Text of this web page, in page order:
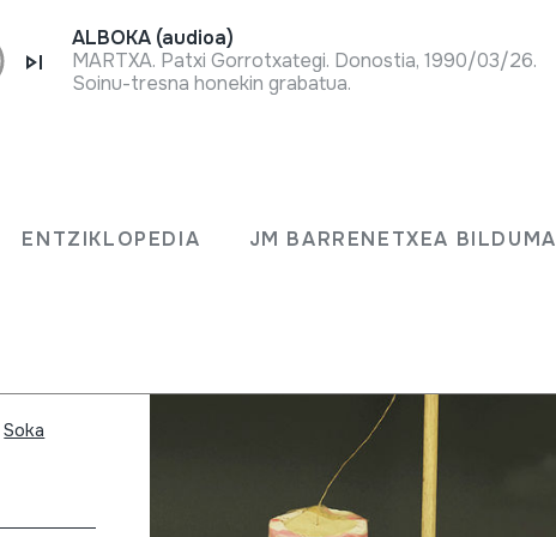
ENTZIKLOPEDIA JM BARRENETXEA BILDUMA
ALBOKA (audioa)
MARTXA. Patxi Gorrotxategi. Donostia, 1990/03/26.
Soinu-tresna honekin grabatua.
Soka